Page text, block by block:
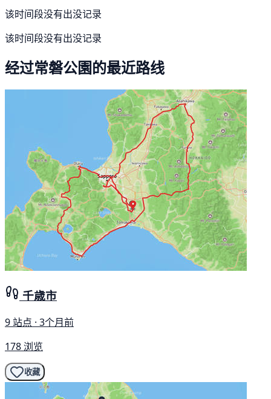
该时间段没有出没记录
该时间段没有出没记录
经过常磐公園的最近路线
千歳市
9 站点 · 3个月前
178 浏览
收藏